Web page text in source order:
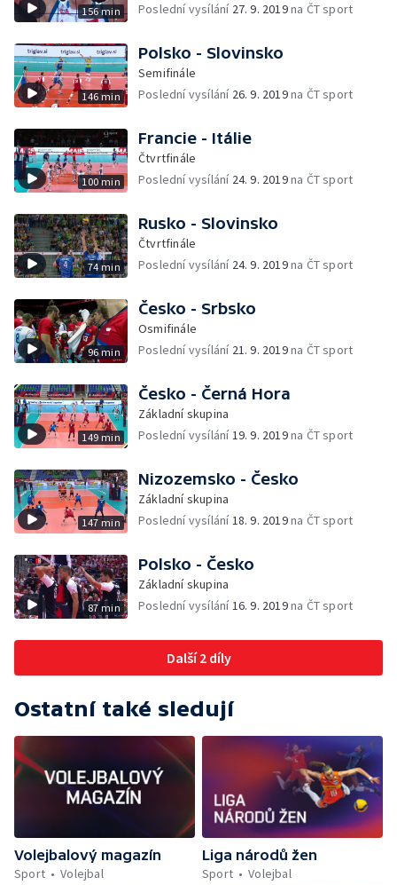
156 min
Poslední vysílání 27. 9. 2019na ČT sport
146 min
Polsko - Slovinsko
Semifinále
Poslední vysílání 26. 9. 2019na ČT sport
100 min
Francie - Itálie
Čtvrtfinále
Poslední vysílání 24. 9. 2019na ČT sport
74 min
Rusko - Slovinsko
Čtvrtfinále
Poslední vysílání 24. 9. 2019na ČT sport
96 min
Česko - Srbsko
Osmifinále
Poslední vysílání 21. 9. 2019na ČT sport
149 min
Česko - Černá Hora
Základní skupina
Poslední vysílání19. 9. 2019na ČT sport
147 min
Nizozemsko - Česko
Základní skupina
Poslední vysílání18. 9. 2019na ČT sport
87 min
Polsko - Česko
Základní skupina
Poslední vysílání16. 9. 2019na ČT sport
Další 2 díly
Ostatní také sledují
Volejbalový magazín
Sport
Volejbal
Liga národů žen
Sport
Volejbal